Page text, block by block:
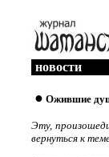
новости
● Ожившие
Эту,
вернуться к